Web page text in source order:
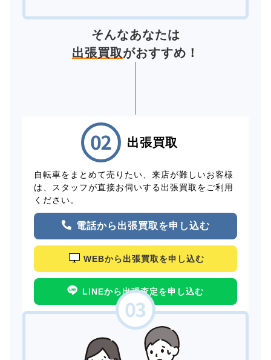
そんなあなたは
出張買取がおすすめ！
出張買取
自転車をまとめて売りたい、来店が難しいお客様
は、スタッフが直接お伺いする出張買取をご利用
ください。
電話から出張買取を申し込む
WEBから出張買取を申し込む
LINEから出張査定を申し込む